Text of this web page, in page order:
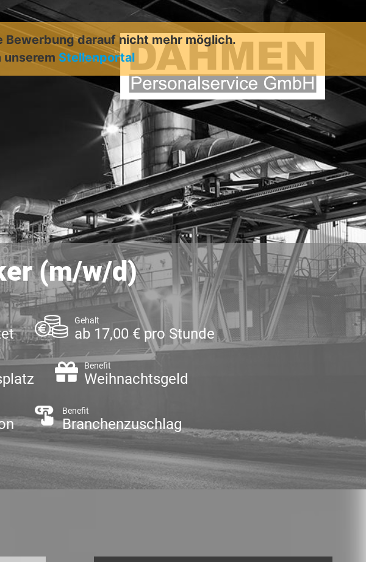
darauf nicht mehr möglich.
Stellenportal
(m/w/d)
Gehalt
ab 17,00 € pro Stunde
Benefit
Weihnachtsgeld
Benefit
Branchenzuschlag